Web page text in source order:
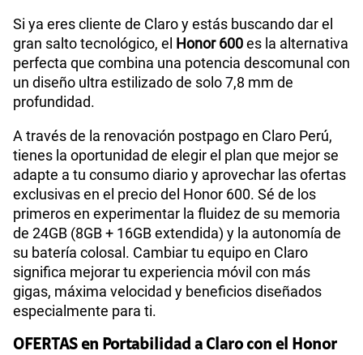
Si ya eres cliente de Claro y estás buscando dar el
gran salto tecnológico, el Honor 600es la alternativa
perfecta que combina una potencia descomunal con
un diseño ultra estilizado de solo 7,8 mm de
profundidad.
A través de la renovación postpago en Claro Perú,
tienes la oportunidad de elegir el plan que mejor se
adapte a tu consumo diario y aprovechar las ofertas
exclusivas en el precio del Honor 600. Sé de los
primeros en experimentar la fluidez de su memoria
de 24GB (8GB + 16GB extendida) y la autonomía de
su batería colosal. Cambiar tu equipo en Claro
significa mejorar tu experiencia móvil con más
gigas, máxima velocidad y beneficios diseñados
especialmente para ti.
OFERTAS en Portabilidad a Claro con el Honor